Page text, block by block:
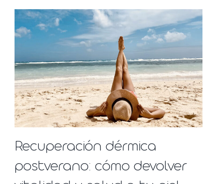
Recuperación dérmica
postverano: cómo devolver